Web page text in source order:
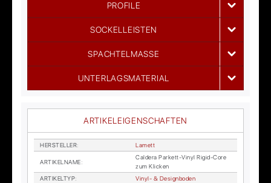
PROFILE
SOCKELLEISTEN
SPACHTELMASSE
UNTERLAGSMATERIAL
ARTIKELEIGENSCHAFTEN
HER­STEL­LER: La­mett
AR­TI­KEL­NA­ME:
Cal­de­ra Par­kett-Vi­nyl Ri­gid-Core
zum Kli­cken
AR­TI­KEL­TYP:
Vi­nyl- & De­sign­bo­den